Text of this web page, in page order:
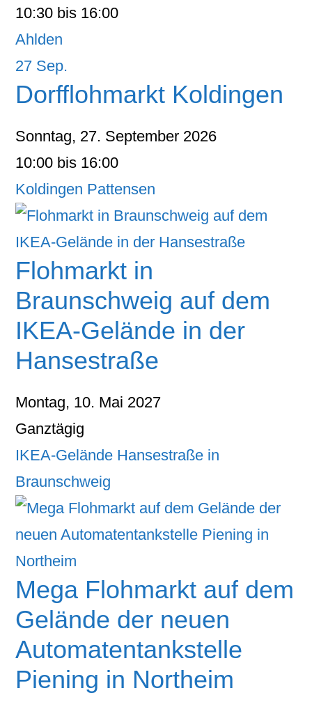
10:30 bis 16:00
Ahlden
27 Sep.
Dorfflohmarkt Koldingen
Sonntag, 27. September 2026
10:00 bis 16:00
Koldingen Pattensen
Flohmarkt in
Braunschweig auf dem
IKEA-Gelände in der
Hansestraße
Montag, 10. Mai 2027
Ganztägig
IKEA-Gelände Hansestraße in
Braunschweig
Mega Flohmarkt auf dem
Gelände der neuen
Automatentankstelle
Piening in Northeim